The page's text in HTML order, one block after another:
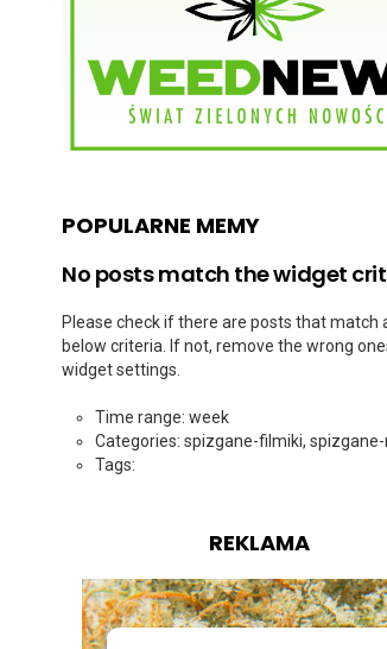
POPULARNE MEMY
No posts match the widget
Please check if there are posts that match
below criteria. If not, remove the wrong
widget settings.
Time range: week
Categories: spizgane-filmiki,
Tags:
REKLAMA